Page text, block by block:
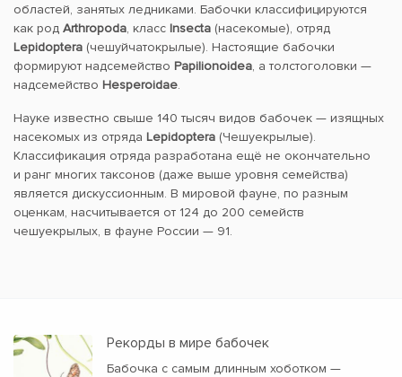
областей, занятых ледниками. Бабочки классифицируются
как род Arthropoda, класс Insecta (насекомые), отряд
Lepidoptera (чешуйчатокрылые). Настоящие бабочки
формируют надсемейство Papilionoidea, а толстоголовки —
надсемейство Hesperoidae.
Науке известно свыше 140 тысяч видов бабочек — изящных
насекомых из отряда Lepidoptera (Чешуекрылые).
Классификация отряда разработана ещё не окончательно
и ранг многих таксонов (даже выше уровня семейства)
является дискуссионным. В мировой фауне, по разным
оценкам, насчитывается от 124 до 200 семейств
чешуекрылых, в фауне России — 91.
Рекорды в мире бабочек
Бабочка с самым длинным хоботком —